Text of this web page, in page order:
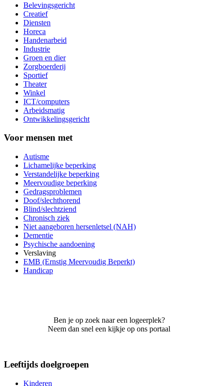
Belevingsgericht
Creatief
Diensten
Horeca
Handenarbeid
Industrie
Groen en dier
Zorgboerderij
Sportief
Theater
Winkel
ICT/computers
Arbeidsmatig
Ontwikkelingsgericht
Voor mensen met
Autisme
Lichamelijke beperking
Verstandelijke beperking
Meervoudige beperking
Gedragsproblemen
Doof/slechthorend
Blind/slechtziend
Chronisch ziek
Niet aangeboren hersenletsel (NAH)
Dementie
Psychische aandoening
Verslaving
EMB (Ernstig Meervoudig Beperkt)
Handicap
Ben je op zoek naar een logeerplek?
Neem dan snel een kijkje op ons portaal
Leeftijds doelgroepen
Kinderen